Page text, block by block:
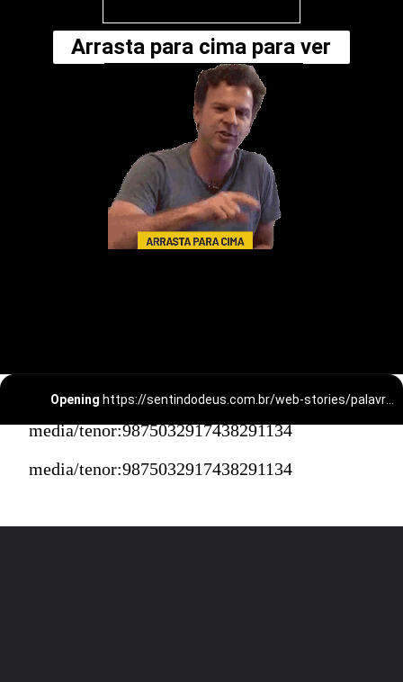
Arrasta para cima para ver
Opening
media/tenor:9875032917438291134
media/tenor:9875032917438291134